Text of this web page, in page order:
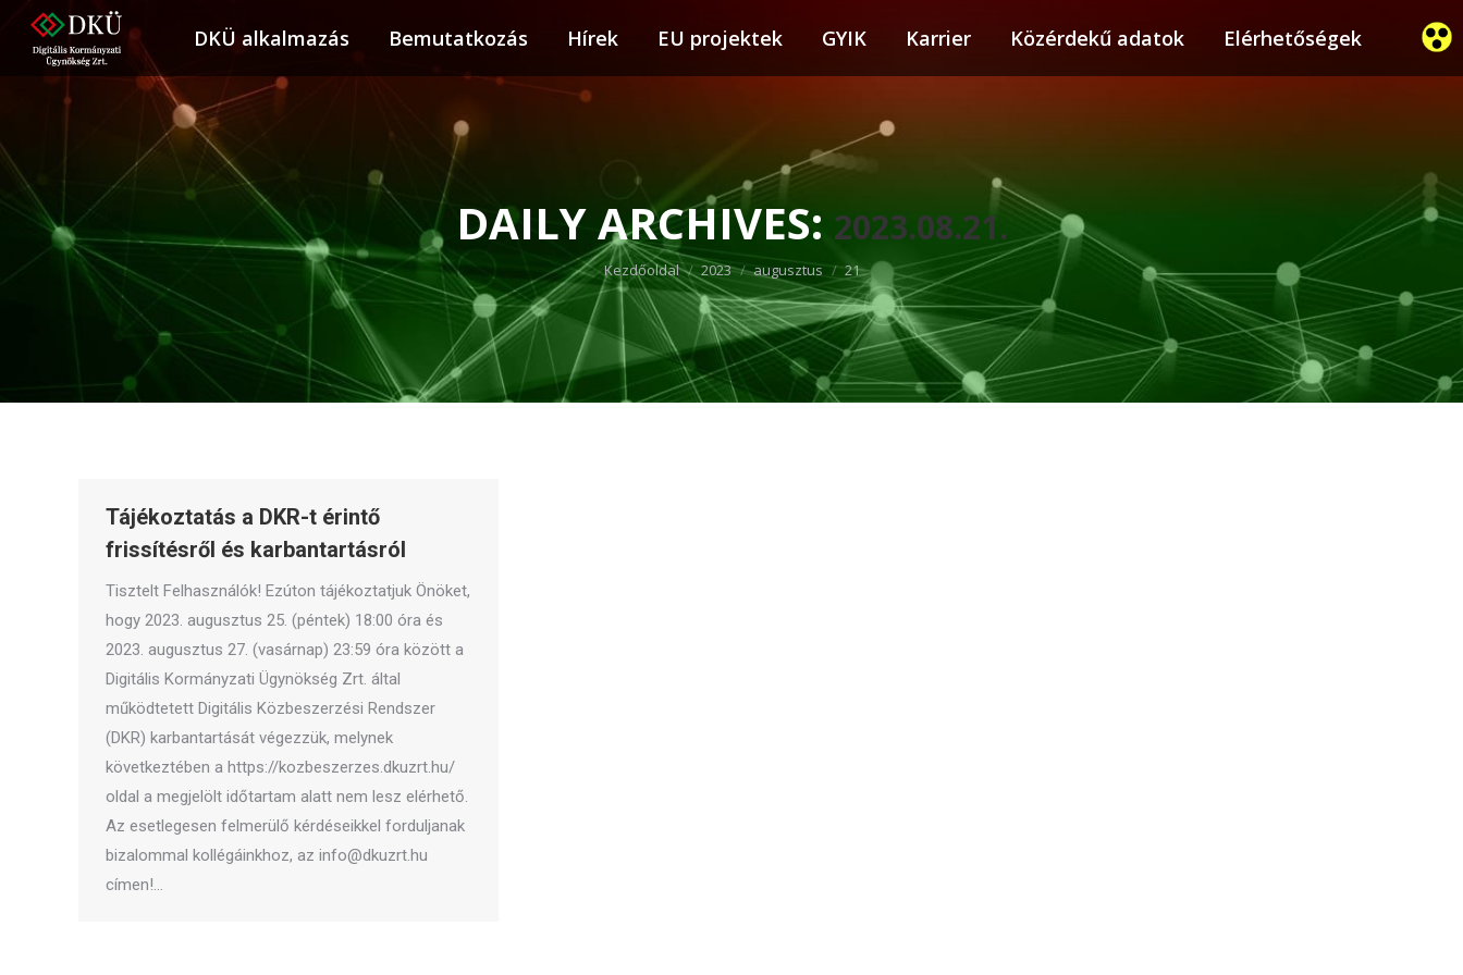
DKÜ alkalmazás Bemutatkozás Hírek EU projektek GYIK Karrier Közérdekű adatok Elérhetőségek
DAILY ARCHIVES: 2023.08.21.
You are here:
Kezdőoldal 2023 augusztus 21
Tájékoztatás a DKR-t érintő
frissítésről és karbantartásról
Tisztelt Felhasználók! Ezúton tájékoztatjuk Önöket,
hogy 2023. augusztus 25. (péntek) 18:00 óra és
2023. augusztus 27. (vasárnap) 23:59 óra között a
Digitális Kormányzati Ügynökség Zrt. által
működtetett Digitális Közbeszerzési Rendszer
(DKR) karbantartását végezzük, melynek
következtében a https://kozbeszerzes.dkuzrt.hu/
oldal a megjelölt időtartam alatt nem lesz elérhető.
Az esetlegesen felmerülő kérdéseikkel forduljanak
bizalommal kollégáinkhoz, az info@dkuzrt.hu
címen!…
DKÜ alkalmazás Bemutatkozás Hírek EU projektek GYIK Karrier Közérdekű adatok Elérhetőségek